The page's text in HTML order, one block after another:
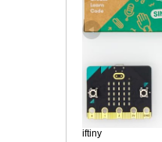
iftiny